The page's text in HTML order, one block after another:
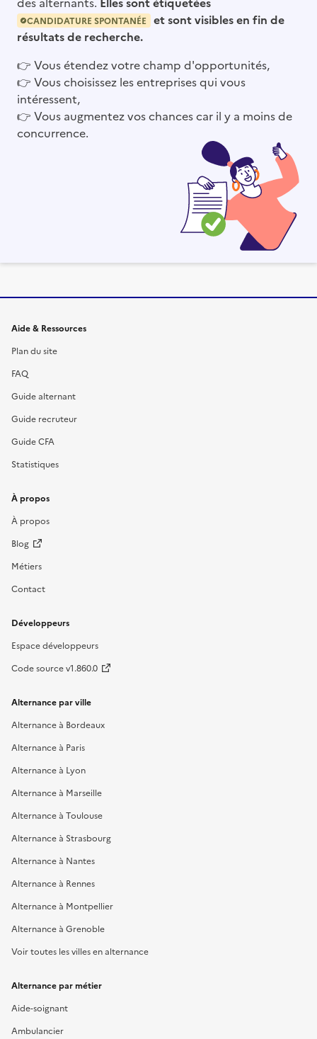
CANDIDATURE SPONTANÉE
et sont visibles en fin de
résultats de recherche.
👉 Vous étendez votre champ d'opportunités,
👉 Vous choisissez les entreprises qui vous
intéressent,
👉 Vous augmentez vos chances car il y a moins de
concurrence.
Informations et liens du site
Aide & Ressources
Plan du site
FAQ
Guide alternant
Guide recruteur
Guide CFA
Statistiques
À propos
À propos
Blog
Métiers
Contact
Développeurs
Espace développeurs
Code source v1.860.0
Alternance par ville
Alternance à Bordeaux
Alternance à Paris
Alternance à Lyon
Alternance à Marseille
Alternance à Toulouse
Alternance à Strasbourg
Alternance à Nantes
Alternance à Rennes
Alternance à Montpellier
Alternance à Grenoble
Voir toutes les villes en alternance
Alternance par métier
Aide-soignant
Ambulancier